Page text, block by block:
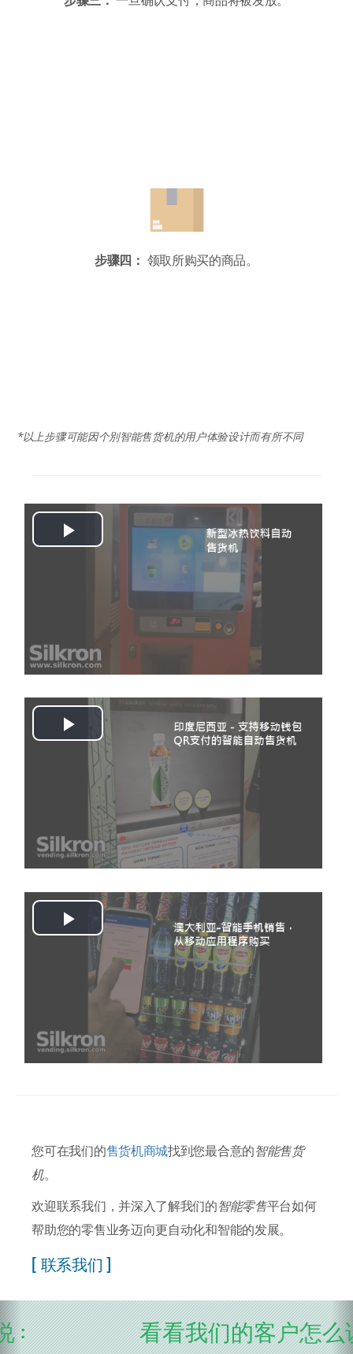
步骤四： 领取所购买的商品。
*以上步骤可能因个別智能售货机的用户体验设计而有所不同
Play
Play
Video
Play
Video
您可在我们的售货机商城找到您最合意的智能售货
机。
欢迎联系我们，并深入了解我们的智能零售平台如何
帮助您的零售业务迈向更自动化和智能的发展。
[ 联系我们 ]
看看我们的客户怎么说 :